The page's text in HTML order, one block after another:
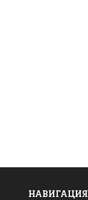
НАВИГАЦИЯ